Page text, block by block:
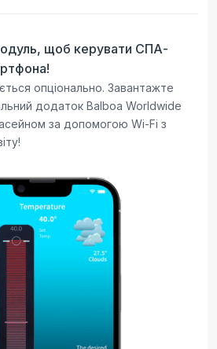
щоб керувати СПА-
опціонально. Завантажте
додаток Balboa Worldwide
за допомогою Wi-Fi з